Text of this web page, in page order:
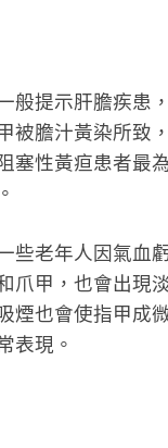
般提示肝膽疾患
被膽汁黃染所致
塞性黃疸患者最
些老年人因氣血
爪甲，也會出現
煙也會使指甲成
表現。